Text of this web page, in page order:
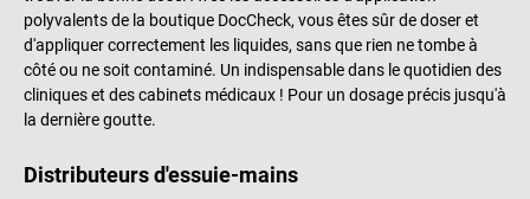
polyvalents de la boutique DocCheck, vous êtes sûr de doser et
d'appliquer correctement les liquides, sans que rien ne tombe à
côté ou ne soit contaminé. Un indispensable dans le quotidien des
cliniques et des cabinets médicaux ! Pour un dosage précis jusqu'à
la dernière goutte.
Distributeurs d'essuie-mains